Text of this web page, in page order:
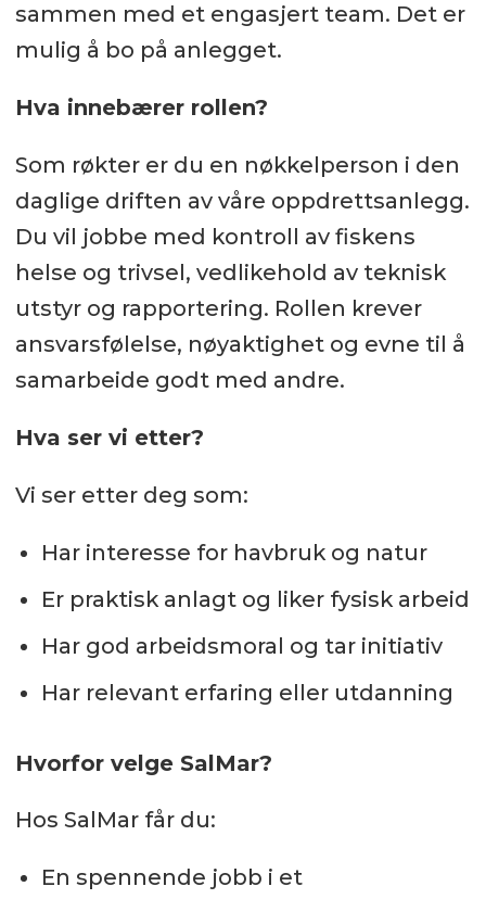
sammen med et engasjert team. Det er
mulig å bo på anlegget.
Hva innebærer rollen?
Som røkter er du en nøkkelperson i den
daglige driften av våre oppdrettsanlegg.
Du vil jobbe med kontroll av fiskens
helse og trivsel, vedlikehold av teknisk
utstyr og rapportering. Rollen krever
ansvarsfølelse, nøyaktighet og evne til å
samarbeide godt med andre.
Hva ser vi etter?
Vi ser etter deg som:
Har interesse for havbruk og natur
Er praktisk anlagt og liker fysisk arbeid
Har god arbeidsmoral og tar initiativ
Har relevant erfaring eller utdanning
Hvorfor velge SalMar?
Hos SalMar får du:
En spennende jobb i et